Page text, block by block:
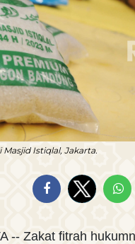
Istiqlal, Jakarta.
-- Zakat fitrah